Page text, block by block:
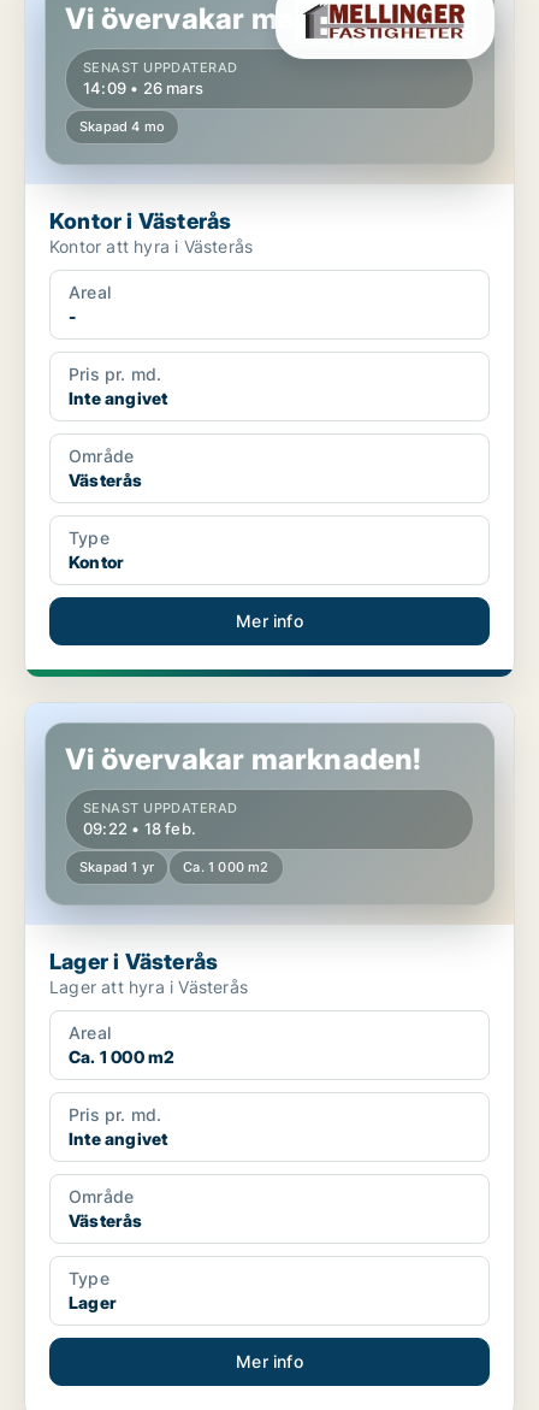
Vi övervakar marknaden!
SENAST UPPDATERAD
14:09 • 26 mars
Skapad 4 mo
Kontor i Västerås
Kontor att hyra i Västerås
Areal
-
Pris pr. md.
Inte angivet
Område
Västerås
Type
Kontor
Mer info
Lager i Västerås
Vi övervakar marknaden!
SENAST UPPDATERAD
09:22 • 18 feb.
Skapad 1 yr Ca. 1 000 m2
Lager i Västerås
Lager att hyra i Västerås
Areal
Ca. 1 000 m2
Pris pr. md.
Inte angivet
Område
Västerås
Type
Lager
Mer info